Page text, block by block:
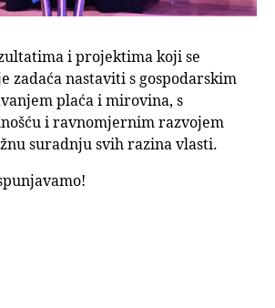
i projektima koji se
zadaća nastaviti s gospodarskim
plaća i mirovina, s
i ravnomjernim razvojem
suradnju svih razina vlasti.